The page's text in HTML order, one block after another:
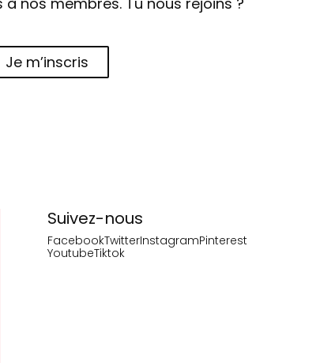
Je m’inscris
Suivez-nous
FacebookTwitterInstagramPinterest
YoutubeTiktok